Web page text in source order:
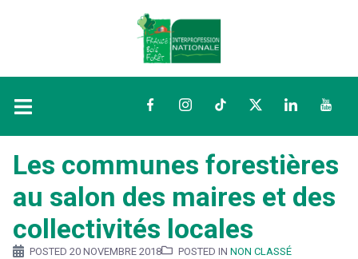
FacebookInstagramTikTokTwitterLinkedIn
Les communes forestières
au salon des maires et des
collectivités locales
POSTED 20 NOVEMBRE 2018 POSTED IN NON CLASSÉ